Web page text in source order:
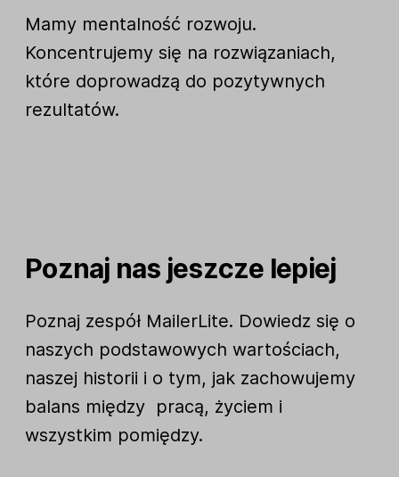
Mamy mentalność rozwoju.
Koncentrujemy się na rozwiązaniach,
które doprowadzą do pozytywnych
rezultatów.
Poznaj nas jeszcze lepiej
Poznaj zespół MailerLite. Dowiedz się o
naszych podstawowych wartościach,
naszej historii i o tym, jak zachowujemy
balans między pracą, życiem i
wszystkim pomiędzy.